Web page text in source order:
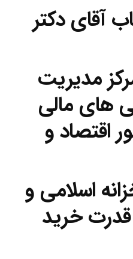
آقای دکتر
مدیریت
های مالی
اقتصاد و
اسلامی و
قدرت خرید